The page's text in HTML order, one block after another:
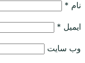
نام *
ایمیل *
وب‌ سایت